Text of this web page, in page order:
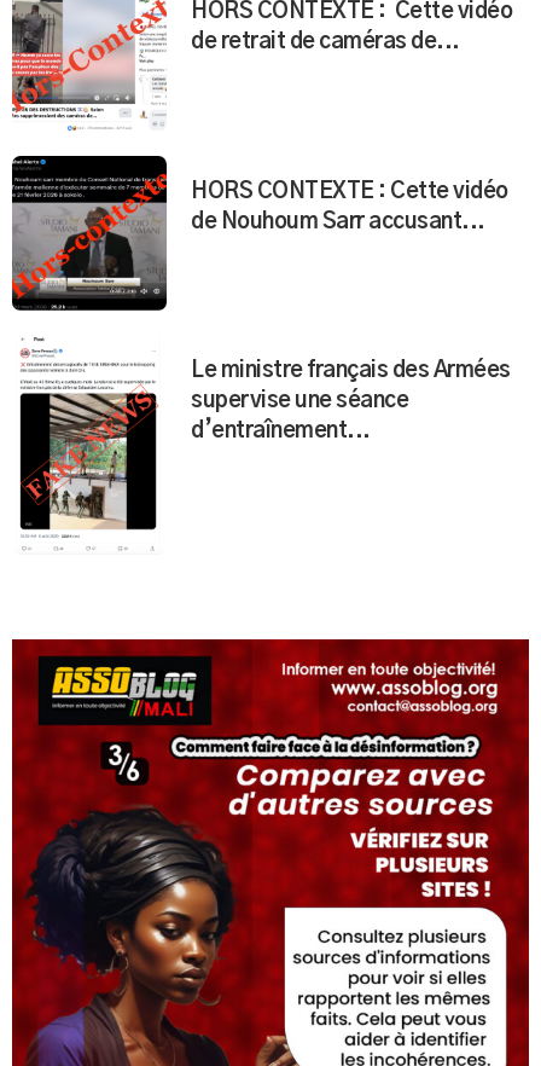
HORS CONTEXTE : Cette vidéo
de retrait de caméras de...
HORS CONTEXTE : Cette vidéo
de Nouhoum Sarr accusant...
Le ministre français des Armées
supervise une séance
d’entraînement...